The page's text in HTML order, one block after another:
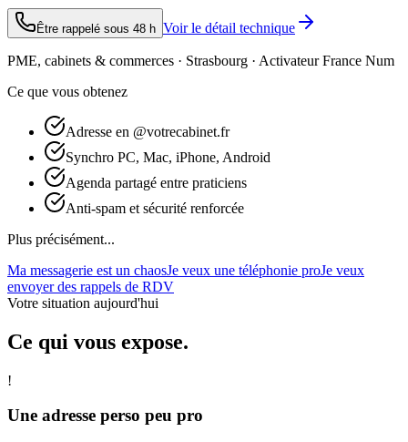
Être rappelé sous 48 h Voir le détail technique
PME, cabinets & commerces · Strasbourg · Activateur France Num
Ce que vous obtenez
Adresse en @votrecabinet.fr
Synchro PC, Mac, iPhone, Android
Agenda partagé entre praticiens
Anti-spam et sécurité renforcée
Plus précisément...
Ma messagerie est un chaosJe veux une téléphonie proJe veux
envoyer des rappels de RDV
Votre situation aujourd'hui
Ce qui vous expose.
!
Une adresse perso peu pro